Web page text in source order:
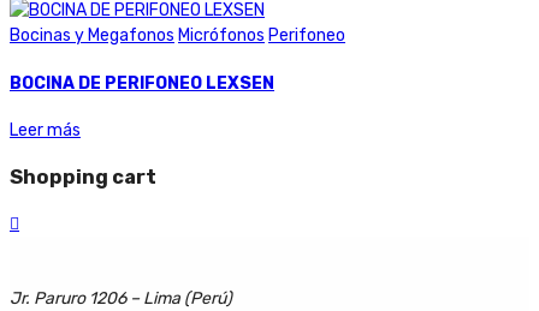
Bocinas y Megafonos Micrófonos Perifoneo
BOCINA DE PERIFONEO LEXSEN
Leer más
Shopping cart
Jr. Paruro 1206 – Lima (Perú)